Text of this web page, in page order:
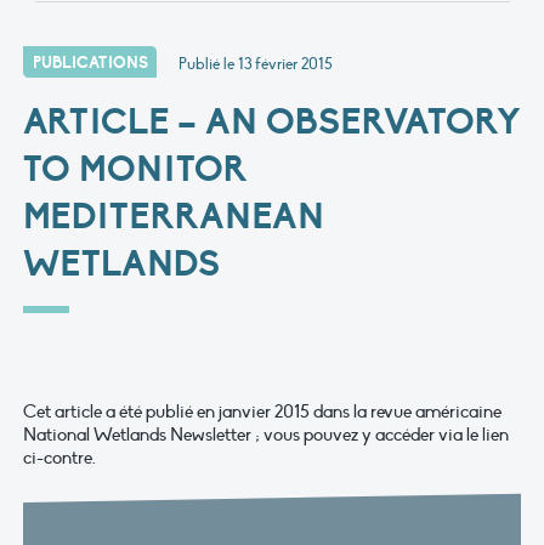
PUBLICATIONS Publié le13 février 2015
ARTICLE – AN OBSERVATORY
TO MONITOR
MEDITERRANEAN
WETLANDS
Cet article a été publié en janvier 2015 dans la revue américaine
National Wetlands Newsletter ; vous pouvez y accéder via le lien
ci-contre.